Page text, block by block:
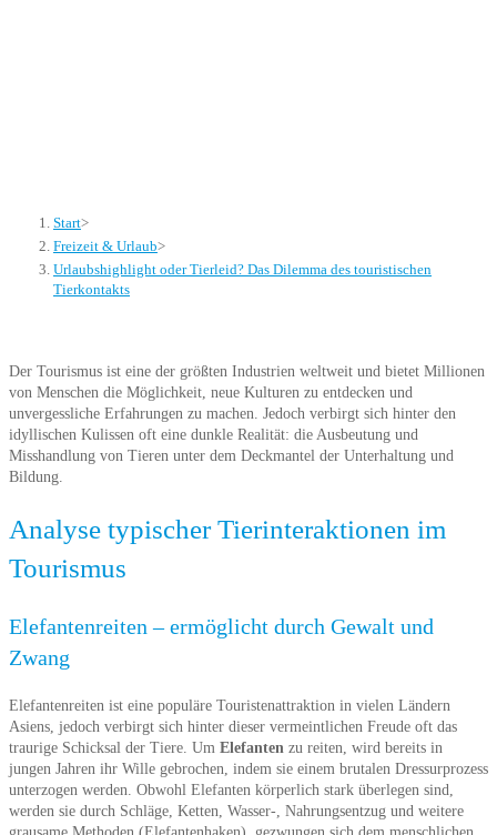
Start>
Freizeit & Urlaub>
Urlaubshighlight oder Tierleid? Das Dilemma des touristischen
Tierkontakts
Der Tourismus ist eine der größten Industrien weltweit und bietet Millionen
von Menschen die Möglichkeit, neue Kulturen zu entdecken und
unvergessliche Erfahrungen zu machen. Jedoch verbirgt sich hinter den
idyllischen Kulissen oft eine dunkle Realität: die Ausbeutung und
Misshandlung von Tieren unter dem Deckmantel der Unterhaltung und
Bildung.
Analyse typischer Tierinteraktionen im
Tourismus
Elefantenreiten – ermöglicht durch Gewalt und
Zwang
Elefantenreiten ist eine populäre Touristenattraktion in vielen Ländern
Asiens, jedoch verbirgt sich hinter dieser vermeintlichen Freude oft das
traurige Schicksal der Tiere. Um Elefanten zu reiten, wird bereits in
jungen Jahren ihr Wille gebrochen, indem sie einem brutalen Dressurprozess
unterzogen werden. Obwohl Elefanten körperlich stark überlegen sind,
werden sie durch Schläge, Ketten, Wasser-, Nahrungsentzug und weitere